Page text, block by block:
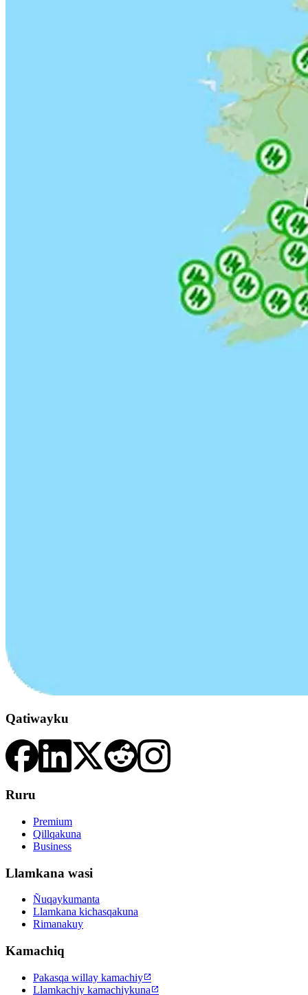
Qatiwayku
Ruru
Premium
Qillqakuna
Business
Llamkana wasi
Ñuqaykumanta
Llamkana kichasqakuna
Rimanakuy
Kamachiq
Pakasqa willay kamachiy
Llamkachiy kamachiykuna 